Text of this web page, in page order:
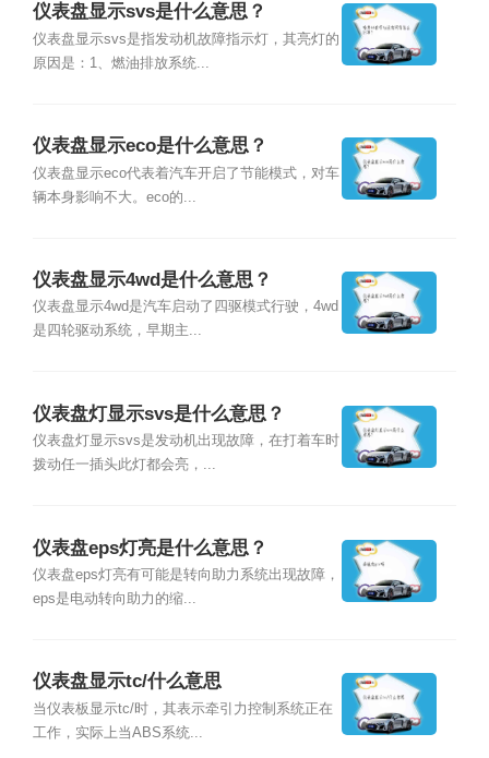
仪表盘显示svs是什么意思？
仪表盘显示svs是指发动机故障指示灯，其亮灯的
原因是：1、燃油排放系统...
仪表盘显示eco是什么意思？
仪表盘显示eco代表着汽车开启了节能模式，对车
辆本身影响不大。eco的...
仪表盘显示4wd是什么意思？
仪表盘显示4wd是汽车启动了四驱模式行驶，4wd
是四轮驱动系统，早期主...
仪表盘灯显示svs是什么意思？
仪表盘灯显示svs是发动机出现故障，在打着车时
拨动任一插头此灯都会亮，...
仪表盘eps灯亮是什么意思？
仪表盘eps灯亮有可能是转向助力系统出现故障，
eps是电动转向助力的缩...
仪表盘显示tc/什么意思
当仪表板显示tc/时，其表示牵引力控制系统正在
工作，实际上当ABS系统...